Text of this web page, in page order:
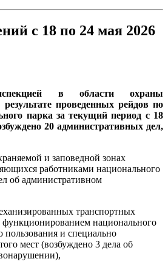
с 18 по 24 мая 2026
в области охраны
проведенных рейдов по
парка за текущий период с18
20 административных дел,
и заповедной зонах
работниками национального
об административном
транспортных
функционированием национального
пользования и специально
мест (возбуждено 3 дела об